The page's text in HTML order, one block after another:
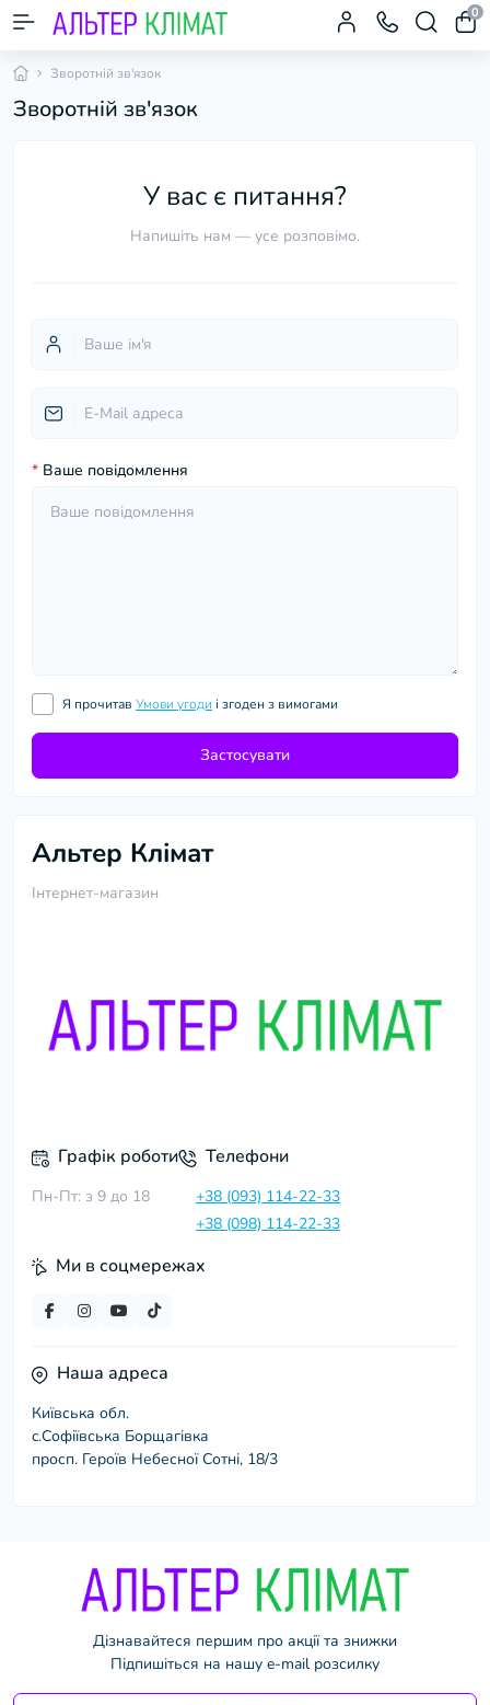
0
Зворотній зв'язок
Зворотній зв'язок
Альтер Клімат
Інтернет-магазин
Графік роботи
Пн-Пт: з 9 до 18
Телефони
+38 (093) 114-22-33
+38 (098) 114-22-33
Ми в соцмережах
Наша адреса
Київська обл.
c.Софіївська Борщагівка
просп. Героїв Небесної Сотні, 18/3
У вас є питання?
Напишіть нам — усе розповімо.
* Ваше повідомлення
Я прочитав Умови угоди і згоден з вимогами
Застосувати
Дізнавайтеся першим про акції та знижки
Підпишіться на нашу e-mail розсилку